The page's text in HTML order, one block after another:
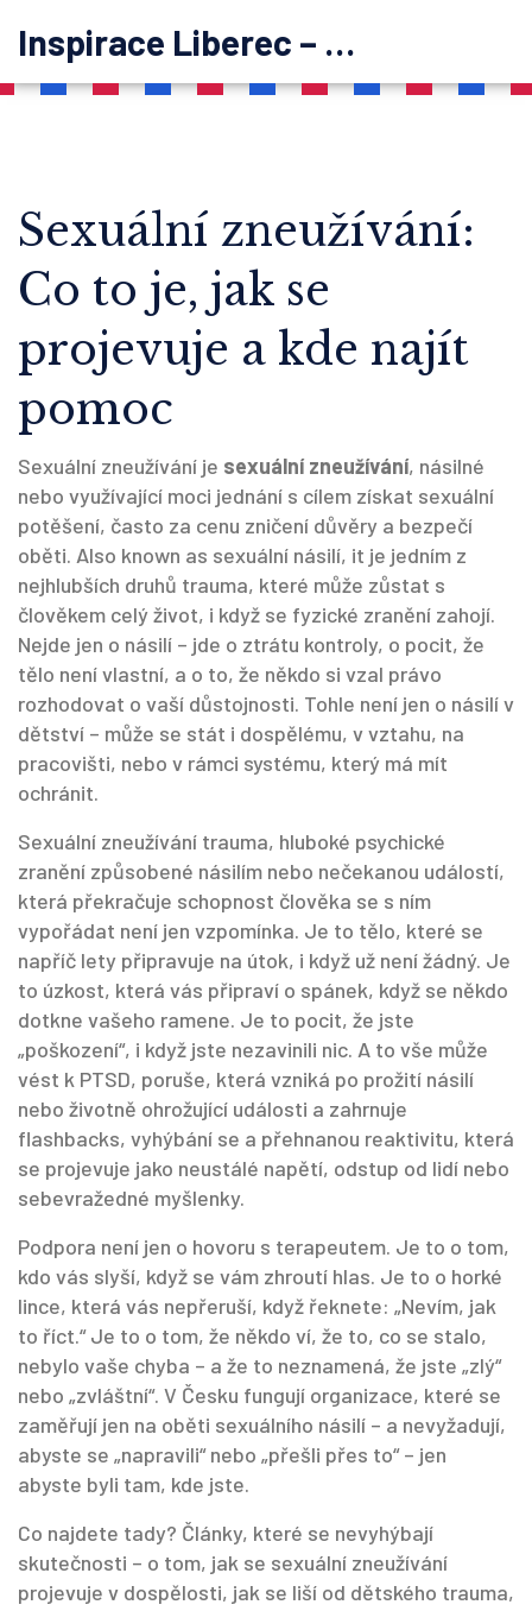
Inspirace Liberec – psychoterapie
Sexuální zneužívání:
Co to je, jak se
projevuje a kde najít
pomoc
Sexuální zneužívání je sexuální zneužívání, násilné
nebo využívající moci jednání s cílem získat sexuální
potěšení, často za cenu zničení důvěry a bezpečí
oběti. Also known as sexuální násilí, it je jedním z
nejhlubších druhů trauma, které může zůstat s
člověkem celý život, i když se fyzické zranění zahojí.
Nejde jen o násilí – jde o ztrátu kontroly, o pocit, že
tělo není vlastní, a o to, že někdo si vzal právo
rozhodovat o vaší důstojnosti. Tohle není jen o násilí v
dětství – může se stát i dospělému, v vztahu, na
pracovišti, nebo v rámci systému, který má mít
ochránit.
Sexuální zneužívání trauma, hluboké psychické
zranění způsobené násilím nebo nečekanou událostí,
která překračuje schopnost člověka se s ním
vypořádat není jen vzpomínka. Je to tělo, které se
napříč lety připravuje na útok, i když už není žádný. Je
to úzkost, která vás připraví o spánek, když se někdo
dotkne vašeho ramene. Je to pocit, že jste
„poškození“, i když jste nezavinili nic. A to vše může
vést k PTSD, poruše, která vzniká po prožití násilí
nebo životně ohrožující události a zahrnuje
flashbacks, vyhýbání se a přehnanou reaktivitu, která
se projevuje jako neustálé napětí, odstup od lidí nebo
sebevražedné myšlenky.
Podpora není jen o hovoru s terapeutem. Je to o tom,
kdo vás slyší, když se vám zhroutí hlas. Je to o horké
lince, která vás nepřeruší, když řeknete: „Nevím, jak
to říct.“ Je to o tom, že někdo ví, že to, co se stalo,
nebylo vaše chyba – a že to neznamená, že jste „zlý“
nebo „zvláštní“. V Česku fungují organizace, které se
zaměřují jen na oběti sexuálního násilí – a nevyžadují,
abyste se „napravili“ nebo „přešli přes to“ – jen
abyste byli tam, kde jste.
Co najdete tady? Články, které se nevyhýbají
skutečnosti – o tom, jak se sexuální zneužívání
projevuje v dospělosti, jak se liší od dětského trauma,